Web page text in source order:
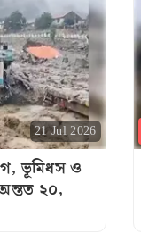
21 Jul 2026
ভূমিধস ও
২০,